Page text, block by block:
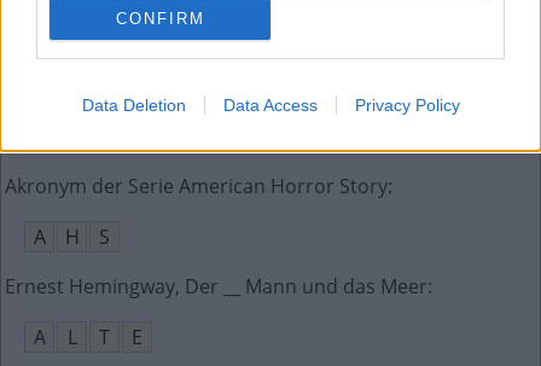
CONFIRM
Data Deletion Data Access Privacy Policy
E I
H
Akronym der Serie American Horror Story:
A
H
S
Ernest Hemingway, Der __ Mann und das Meer:
A
L T
E